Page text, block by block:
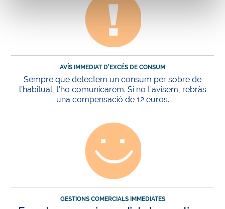
AVÍS IMMEDIAT D’EXCÉS DE CONSUM
Sempre que detectem un consum per sobre de
l’habitual, t’ho comunicarem. Si no t’avisem, rebràs
una compensació de 12 euros.
GESTIONS COMERCIALS IMMEDIATES